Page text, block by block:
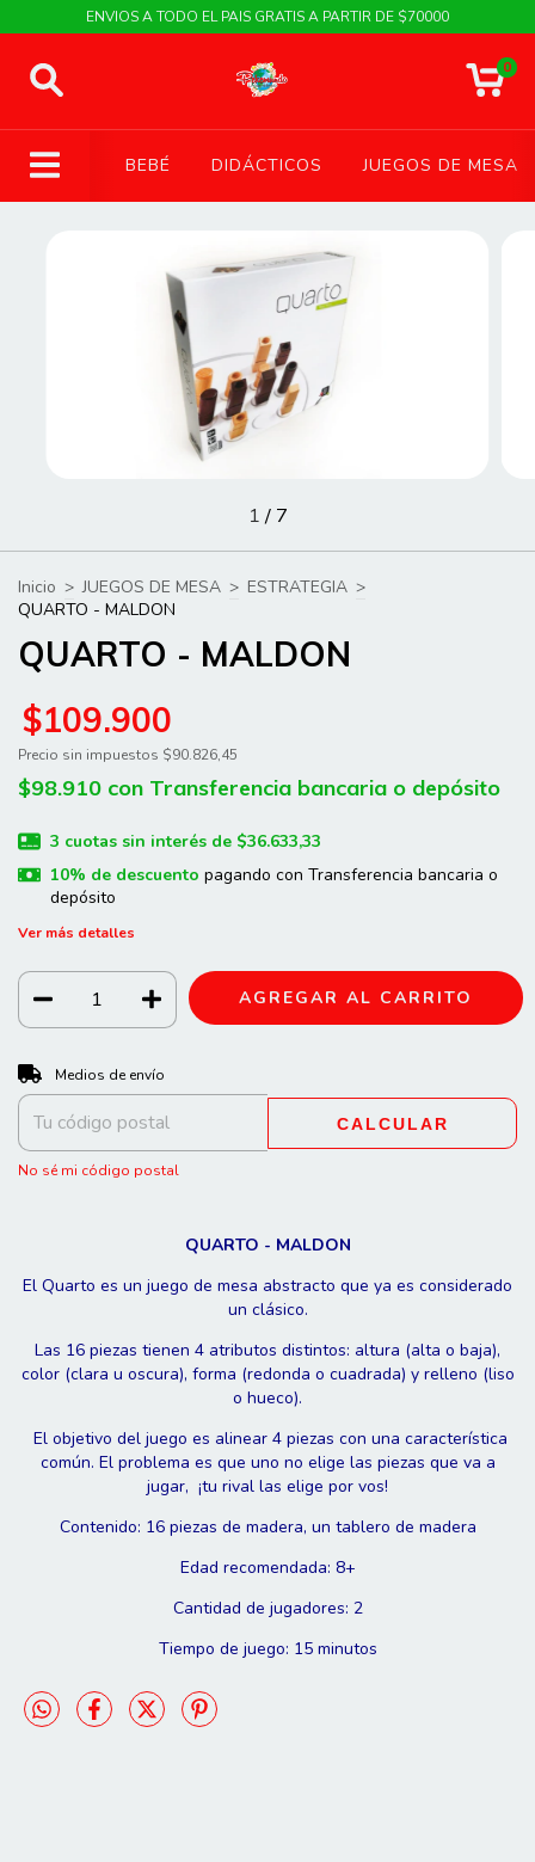
ENVIOS A TODO EL PAIS GRATIS A PARTIR DE $70000
0
BEBÉ DIDÁCTICOS JUEGOS DE MESA
1 / 7
Inicio > JUEGOS DE MESA > ESTRATEGIA >
QUARTO - MALDON
QUARTO - MALDON
$109.900
Precio sin impuestos $90.826,45
$98.910 con Transferencia bancaria o depósito
3 cuotas sin interés de $36.633,33
10% de descuento pagando con Transferencia bancaria o
depósito
Ver más detalles
Entregas para el CP:
Medios de envío
CALCULAR
No sé mi código postal
QUARTO - MALDON
El Quarto es un juego de mesa abstracto que ya es considerado
un clásico.
Las 16 piezas tienen 4 atributos distintos: altura (alta o baja),
color (clara u oscura), forma (redonda o cuadrada) y relleno (liso
o hueco).
El objetivo del juego es alinear 4 piezas con una característica
común. El problema es que uno no elige las piezas que va a
jugar, ¡tu rival las elige por vos!
Contenido: 16 piezas de madera, un tablero de madera
Edad recomendada: 8+
Cantidad de jugadores: 2
Tiempo de juego: 15 minutos